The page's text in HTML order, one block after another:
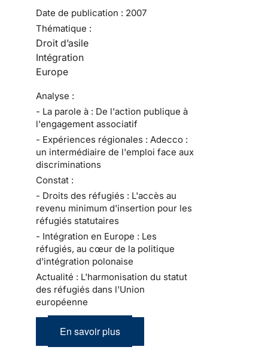
Date de publication : 2007
Thématique :
Droit d’asile
Intégration
Europe
Analyse :
- La parole à : De l'action publique à
l'engagement associatif
- Expériences régionales : Adecco :
un intermédiaire de l'emploi face aux
discriminations
Constat :
- Droits des réfugiés : L'accès au
revenu minimum d'insertion pour les
réfugiés statutaires
- Intégration en Europe : Les
réfugiés, au cœur de la politique
d'intégration polonaise
Actualité : L'harmonisation du statut
des réfugiés dans l'Union
européenne
En savoir plus